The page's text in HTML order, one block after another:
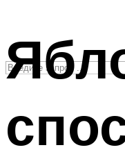
ПЛАВАНЬЕ ДЛЯ
ПЛАВАНЬЕ ДЛЯ